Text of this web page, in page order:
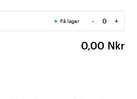
På lager -
Antall
+
0,00 Nkr